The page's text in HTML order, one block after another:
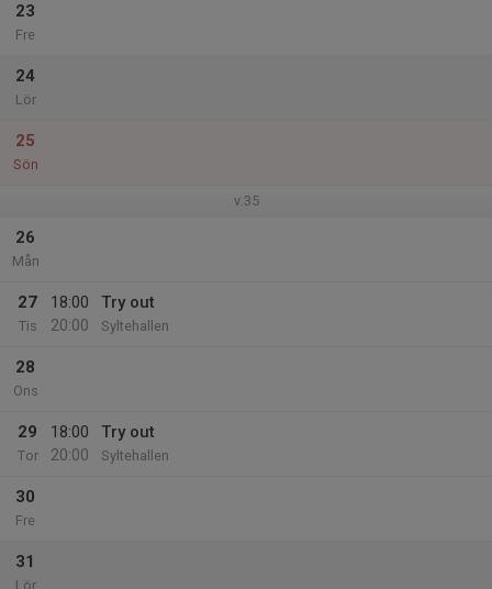
23
Fre
24
Lör
25
Sön
v.35
26
Mån
27
Tis
18:00
20:00
Try out
Syltehallen
28
Ons
29
Tor
18:00
20:00
Try out
Syltehallen
30
Fre
31
Lör